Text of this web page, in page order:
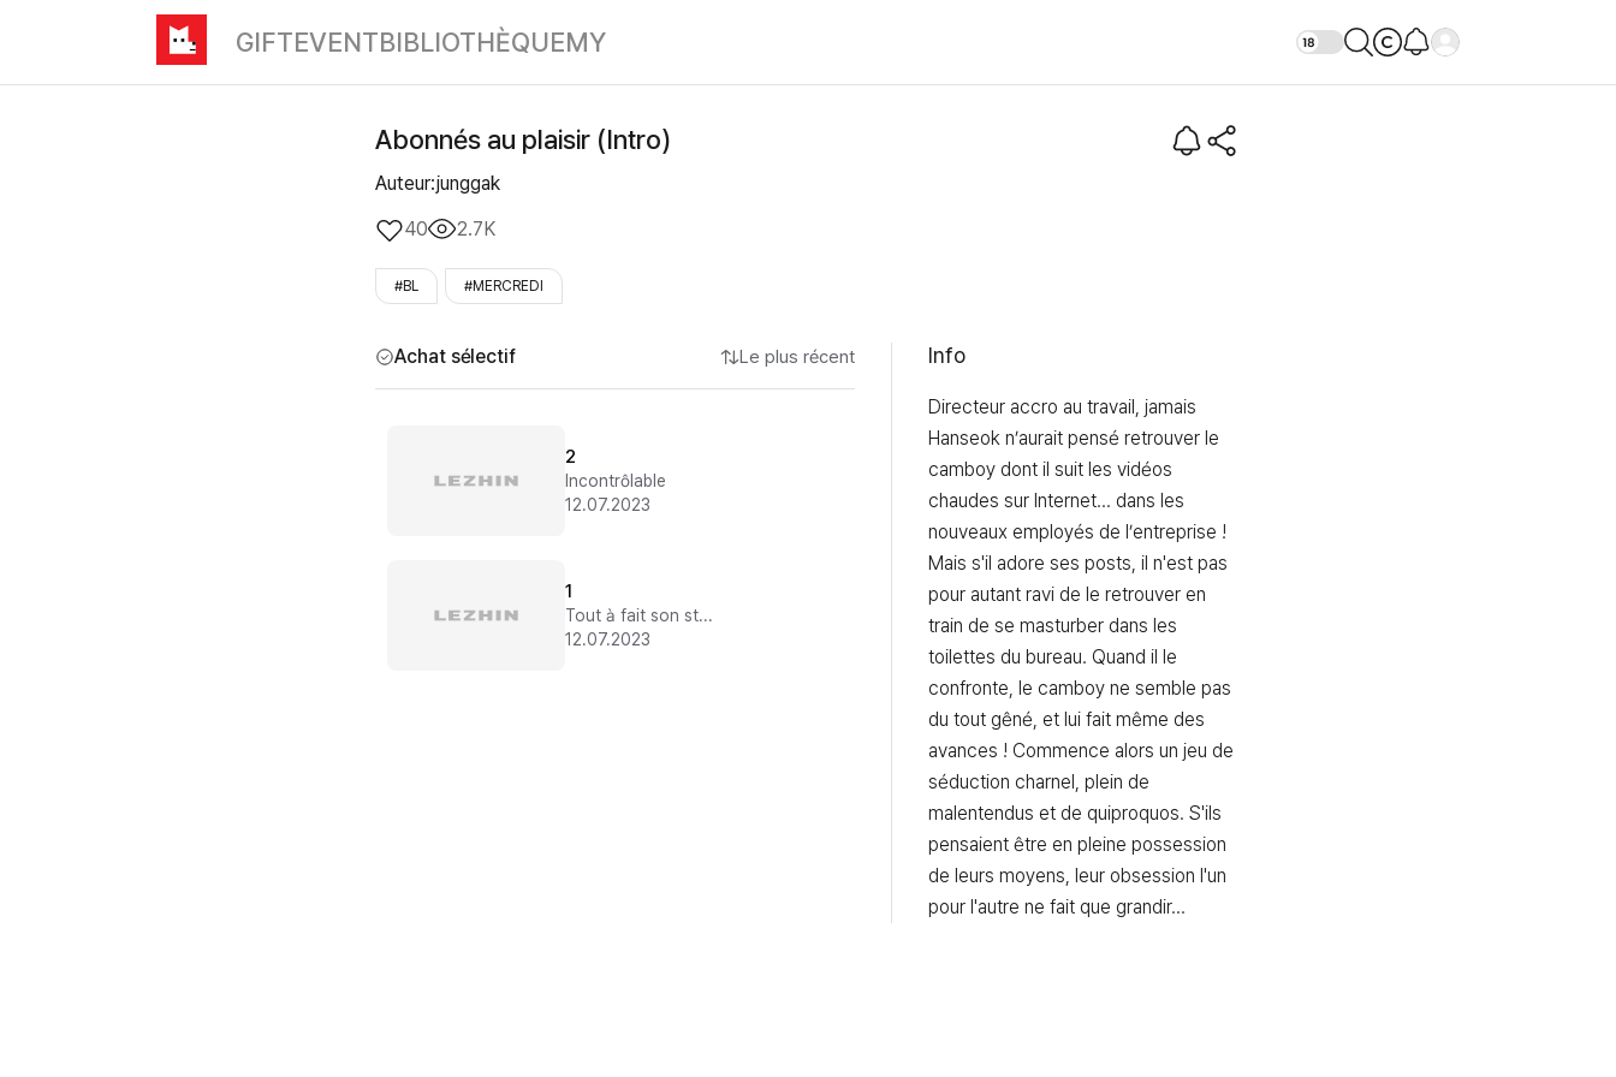
GIFTEVENTBIBLIOTHÈQUEMY
Abonnés au plaisir (Intro)
Auteur:junggak
40
2.7K
#BL #MERCREDI
Achat sélectif Le plus récent
2
Incontrôlable
12.07.2023
1
Tout à fait son style
12.07.2023
Info
Directeur accro au travail, jamais
Hanseok n’aurait pensé retrouver le
camboy dont il suit les vidéos
chaudes sur Internet... dans les
nouveaux employés de l’entreprise !
Mais s'il adore ses posts, il n'est pas
pour autant ravi de le retrouver en
train de se masturber dans les
toilettes du bureau. Quand il le
confronte, le camboy ne semble pas
du tout gêné, et lui fait même des
avances ! Commence alors un jeu de
séduction charnel, plein de
malentendus et de quiproquos. S'ils
pensaient être en pleine possession
de leurs moyens, leur obsession l'un
pour l'autre ne fait que grandir...